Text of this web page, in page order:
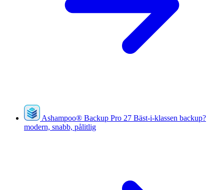
Ashampoo® Backup Pro 27 Bäst-i-klassen backup?
modern, snabb, pålitlig